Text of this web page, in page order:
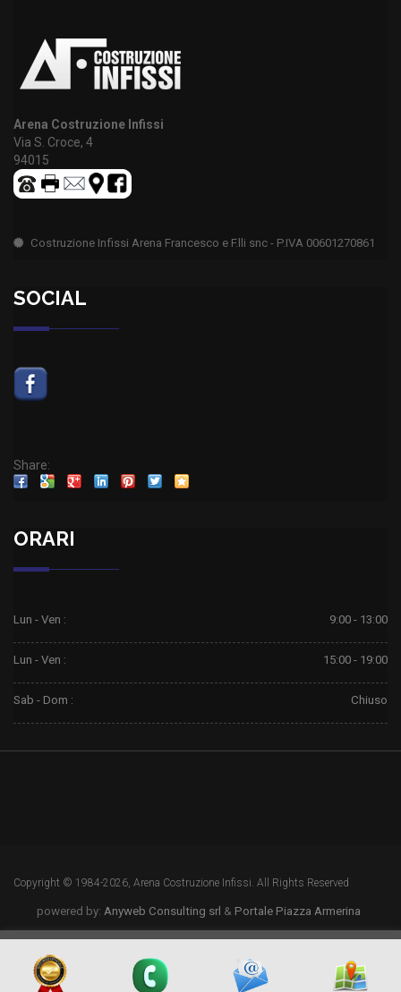
Arena Costruzione Infissi
Via S. Croce, 4
94015
Costruzione Infissi Arena Francesco e F.lli snc - P.IVA 00601270861
SOCIAL
Share:
ORARI
Lun - Ven : 9:00 - 13:00
Lun - Ven : 15:00 - 19:00
Sab - Dom : Chiuso
Copyright © 1984-2026, Arena Costruzione Infissi. All Rights Reserved
powered by: Anyweb Consulting srl & Portale Piazza Armerina
© Copyright| Privacy & Cookie Policy Sito Web Ufficiale certificato
Marketing
powered by Piazza Armerina Italia Search Network Portali